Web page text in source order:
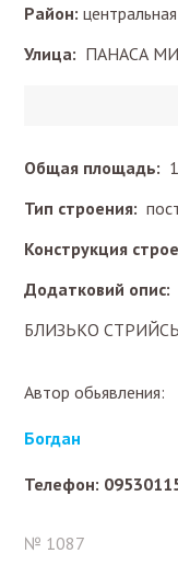
Район:
Улица: ПАНАСА
Общая площадь:
Тип строения:
Конструкция
Додатковий опис:
БЛИЗЬКО
Автор обьявления:
Богдан
Телефон:
№ 1087